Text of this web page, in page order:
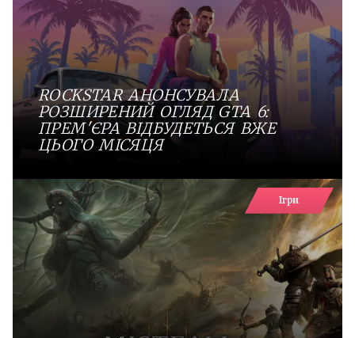
ROCKSTAR АНОНСУВАЛА
РОЗШИРЕНИЙ ОГЛЯД GTA 6:
ПРЕМ'ЄРА ВІДБУДЕТЬСЯ ВЖЕ
ЦЬОГО МІСЯЦЯ
Ігри